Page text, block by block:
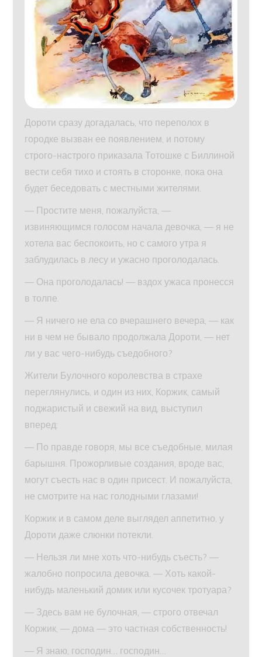
Дороти сразу догадалась, что переполох в
городке вызван ее появлением, и потому
строго-настрого приказала Тотошке с Биллиной
вести себя тихо и стоять в сторонке, пока она
будет беседовать с местными жителями.
— Простите меня, пожалуйста, —
извиняющимся голосом начала девочка, — я не
хотела вас беспокоить, но с самого утра я
заблудилась в лесу и ужасно проголодалась.
— Она проголодалась! — вздох ужаса пронесся
в толпе.
— Я ничего не ела со вчерашнего вечера, — как
ни в чем не бывало продолжала Дороти, — нет
ли у вас чего-нибудь съедобного?
Жители Булочного королевства в страхе
переглянулись, и один из них, Коржик, самый
поджаристый и свежий на вид, выступил
вперед:
— По правде говоря, мы все съедобные, милая
барышня. Прожорливые создания, вроде вас,
могут съесть нас в один присест. И пожалуйста,
не смотрите на нас голодными глазами!
Коржик и в самом деле выглядел аппетитно, у
Дороти даже слюнки потекли.
— Нельзя ли мне хоть что-нибудь съесть? —
жалобно попросила девочка. — Хоть какой-
нибудь маленький домик или кусочек тротуара?
— Здесь вам не булочная, — строго отвечал
Коржик, — дома — это частная собственность!
— Я знаю, господин… господин…